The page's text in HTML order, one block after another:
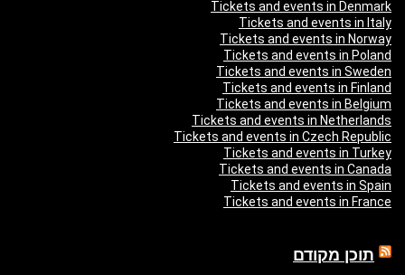
Tickets and events in Denmark
Tickets and events in Italy
Tickets and events in Norway
Tickets and events in Poland
Tickets and events in Sweden
Tickets and events in Finland
Tickets and events in Belgium
Tickets and events in Netherlands
Tickets and events in Czech Republic
Tickets and events in Turkey
Tickets and events in Canada
Tickets and events in Spain
Tickets and events in France
תוכן מקודם